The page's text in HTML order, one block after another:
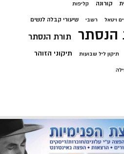
קורונה קליפות
ויטאל רשבי שיעורי קבלה לנשים
הנסתר תורת הנסתר
תיקון ליל שבועות תיקוני הזוהר